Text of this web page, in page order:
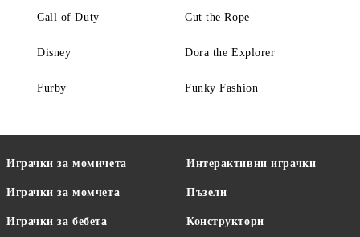
Call of Duty Cut the Rope
Disney Dora the Explorer
Furby Funky Fashion
Играчки за момичета
Играчки за момчета
Играчки за бебета
Интерактивни играчки
Пъзели
Конструктори